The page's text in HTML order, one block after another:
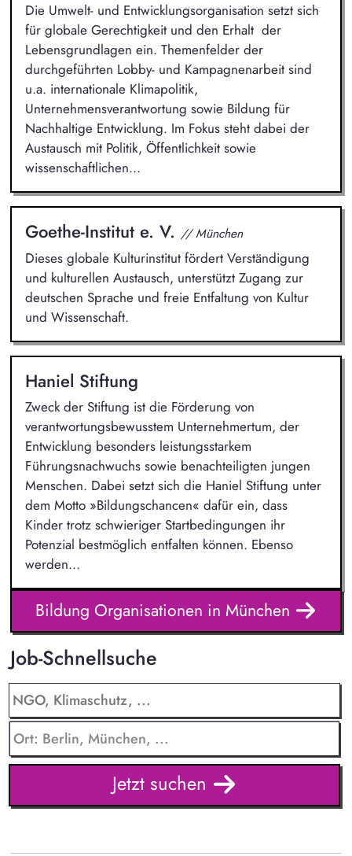
Die Umwelt- und Entwicklungsorganisation setzt sich
für globale Gerechtigkeit und den Erhalt der
Lebensgrundlagen ein. Themenfelder der
durchgeführten Lobby- und Kampagnenarbeit sind
u.a. internationale Klimapolitik,
Unternehmensverantwortung sowie Bildung für
Nachhaltige Entwicklung. Im Fokus steht dabei der
Austausch mit Politik, Öffentlichkeit sowie
wissenschaftlichen...
Goethe-Institut e. V. // München
Dieses globale Kulturinstitut fördert Verständigung
und kulturellen Austausch, unterstützt Zugang zur
deutschen Sprache und freie Entfaltung von Kultur
und Wissenschaft.
Haniel Stiftung
Zweck der Stiftung ist die Förderung von
verantwortungsbewusstem Unternehmertum, der
Entwicklung besonders leistungsstarkem
Führungsnachwuchs sowie benachteiligten jungen
Menschen. Dabei setzt sich die Haniel Stiftung unter
dem Motto »Bildungschancen« dafür ein, dass
Kinder trotz schwieriger Startbedingungen ihr
Potenzial bestmöglich entfalten können. Ebenso
werden...
Bildung Organisationen in München
Job-Schnellsuche
Jetzt suchen